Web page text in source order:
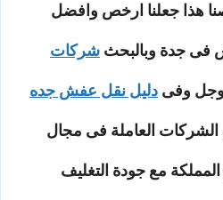
هذا جعلنا ارخص وافضل
جدة وبالبحث شركات
وفى دليل نقل عفش جده
الشركات العاملة فى مجال
مع جودة التغليف